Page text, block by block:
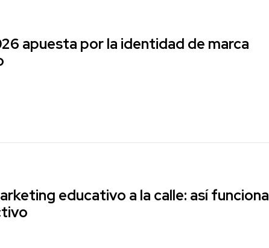
apuesta por la identidad de marca
educativo a la calle: así funciona